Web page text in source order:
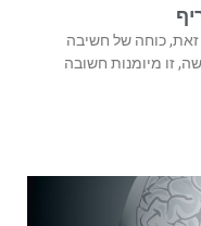
זאת, כוחה של חשיבה
זו מיומנות חשובה